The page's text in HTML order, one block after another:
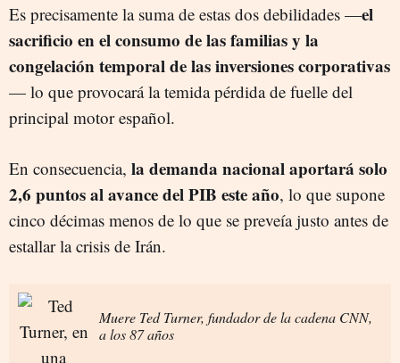
Es precisamente la suma de estas dos debilidades —el
sacrificio en el consumo de las familias y la
congelación temporal de las inversiones corporativas
— lo que provocará la temida pérdida de fuelle del
principal motor español.
En consecuencia, la demanda nacional aportará solo
2,6 puntos al avance del PIB este año, lo que supone
cinco décimas menos de lo que se preveía justo antes de
estallar la crisis de Irán.
Muere Ted Turner, fundador de la cadena CNN,
a los 87 años